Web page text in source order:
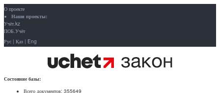
О проекте
Наши проекты:
Учёт.kz
ПОБ.Учёт
Рус | Қаз | Eng
Состояние базы:
Всего документов: 355649